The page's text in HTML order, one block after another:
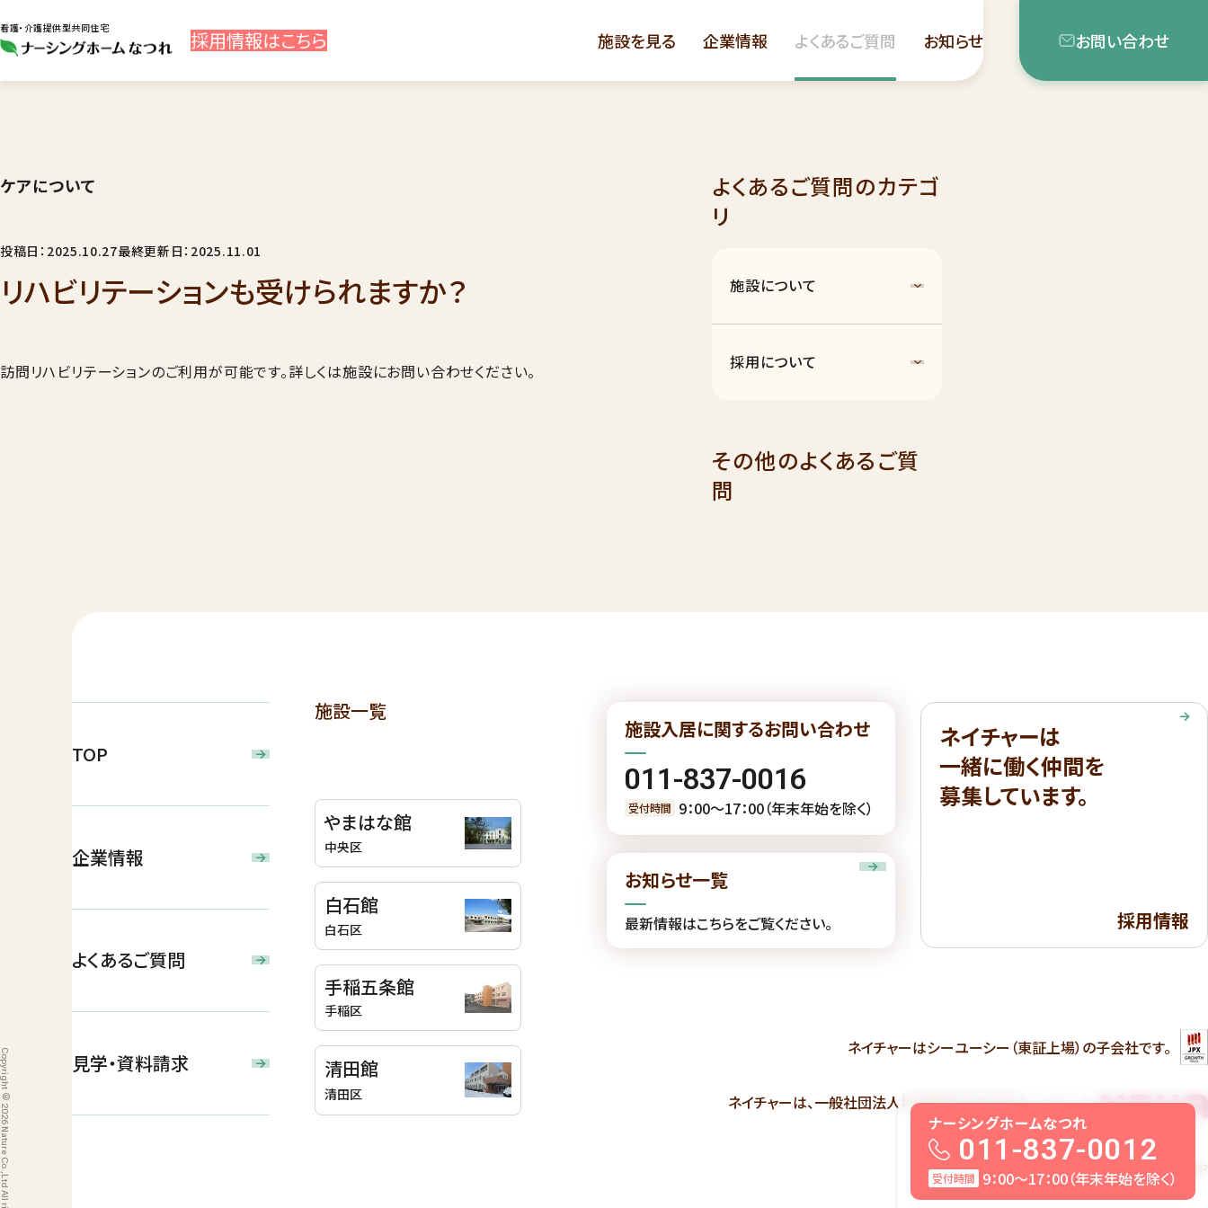
看護・介護提供型共同住宅 採用情報はこちら 施設を見る 企業情報 よくあるご質問 お知らせ お問い合わせ
ケアについて
投稿日：2025.10.27最終更新日：2025.11.01
リハビリテーションも受けられますか？
訪問リハビリテーションのご利用が可能です。詳しくは施設にお問い合わせください。
よくあるご質問のカテゴ
リ
施設について
採用について
その他のよくあるご質
問
ナーシングホームなつれ
011-837-0012
受付時間 9：00〜17：00（年末年始を除く）
TOP
企業情報
よくあるご質問
見学・資料請求
施設一覧
やまはな館
中央区
白石館
白石区
手稲五条館
手稲区
清田館
清田区
施設入居に関するお問い合わせ
011-837-0016
受付時間 9：00〜17：00（年末年始を除く）
お知らせ一覧
最新情報はこちらをご覧ください。
ネイチャーは
一緒に働く仲間を
募集しています。
採用情報
ネイチャーはシーユーシー（東証上場）の子会社です。
ネイチャーは、一般社団法人地域医療未来創造ネットワーク
(NRHA:ナーハ）の会員です。
病院・診療所・クリニックM&AのCUCAP
Copyright © 2026 Nature Co.,Ltd All rights reserved.